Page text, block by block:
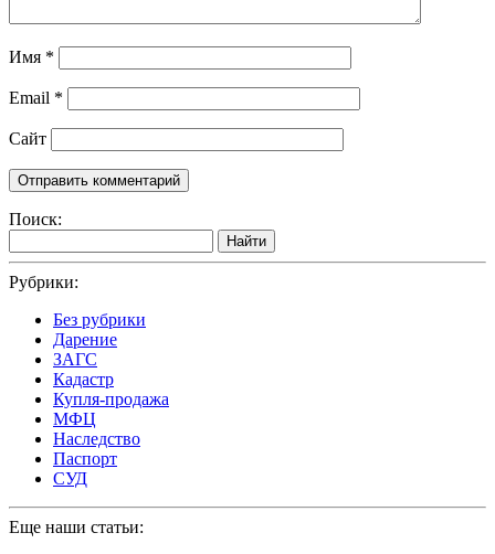
Имя *
Email *
Сайт
Поиск:
Найти
Рубрики:
Без рубрики
Дарение
ЗАГС
Кадастр
Купля-продажа
МФЦ
Наследство
Паспорт
СУД
Еще наши статьи: